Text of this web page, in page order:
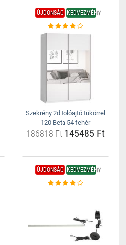
ÚJDONSÁG KEDVEZMÉNY
Szekrény 2d tolóajtó tükörrel
120 Beta 54 fehér
186818 Ft 145485 Ft
ÚJDONSÁG KEDVEZMÉNY